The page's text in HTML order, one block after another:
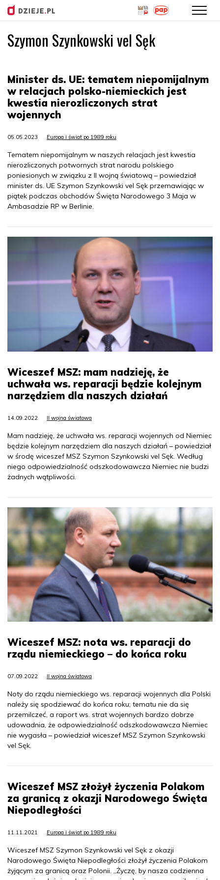
Przejdź
do
Szymon Szynkowski vel Sęk
Minister ds. UE: tematem niepomijalnym
w relacjach polsko-niemieckich jest
kwestia nierozliczonych strat
wojennych
05.05.2023 Europa i świat po 1989 roku
Tematem niepomijalnym w naszych relacjach jest kwestia
nierozliczonych potwornych strat narodu polskiego
poniesionych w związku z II wojną światową – powiedział
minister ds. UE Szymon Szynkowski vel Sęk przemawiając w
piątek podczas obchodów Święta Narodowego 3 Maja w
Ambasadzie RP w Berlinie.
Wiceszef MSZ: mam nadzieję, że
uchwała ws. reparacji będzie kolejnym
narzędziem dla naszych działań
14.09.2022 II wojna światowa
Mam nadzieję, że uchwała ws. reparacji wojennych od Niemiec
będzie kolejnym narzędziem dla naszych działań – powiedział
w środę wiceszef MSZ Szymon Szynkowski vel Sęk. Według
niego odpowiedzialność odszkodowawcza Niemiec nie budzi
żadnych wątpliwości.
Wiceszef MSZ: nota ws. reparacji do
rządu niemieckiego – do końca roku
07.09.2022 II wojna światowa
Noty do rządu niemieckiego ws. reparacji wojennych dla Polski
należy się spodziewać do końca roku; tematu nie da się
przemilczeć, a raport ws. strat wojennych bardzo dobrze
udowadnia, że odpowiedzialność odszkodowawcza Niemiec
nie wygasła – powiedział wiceszef MSZ Szymon Szynkowski
vel Sęk.
Wiceszef MSZ złożył życzenia Polakom
za granicą z okazji Narodowego Święta
Niepodległości
11.11.2021 Europa i świat po 1989 roku
Wiceszef MSZ Szymon Szynkowski vel Sęk z okazji
Narodowego Święta Niepodległości złożył życzenia Polakom
żyjącym za granicą oraz Polonii. „Życzę, by nasza codzienna